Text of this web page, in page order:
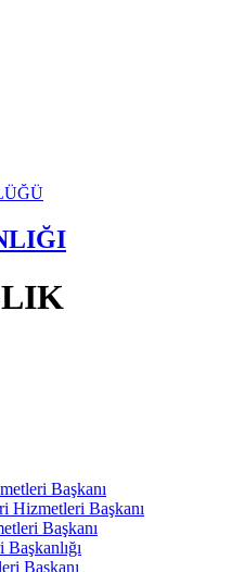
Başkanı
Hizmetleri Başkanı
Başkanı
Başkanı